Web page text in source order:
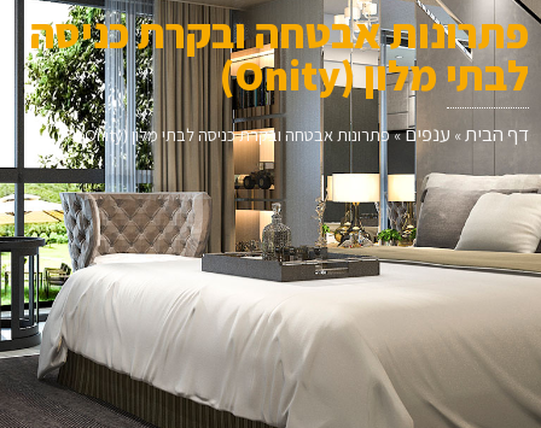
פתרונות אבטחה ובקרת כניסה
לבתי מלון (Onity)
דף הבית» ענפים»פתרונות אבטחה ובקרת כניסה לבתי מלון (Onity)